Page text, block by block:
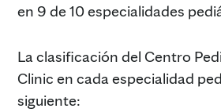
en 9 de 10 especialidades
La clasificación del Centro
Clinic en cada especialidad
siguiente: